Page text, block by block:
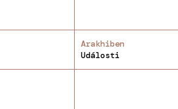
Arakhiben
Události